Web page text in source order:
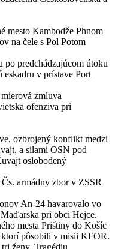
mesto Kambodže Phnom
na čele s Pol Potom
po predchádzajúcom útoku
v prístave Port
zmluva
ofenziva pri
ozbrojený konflikt medzi
a silami OSN pod
oslobodený
armádny zbor v ZSSR
An-24 havarovalo vo
pri obci Hejce.
mesta Prištiny do Košíc
pôsobili v misii KFOR.
ženy. Tragédiu